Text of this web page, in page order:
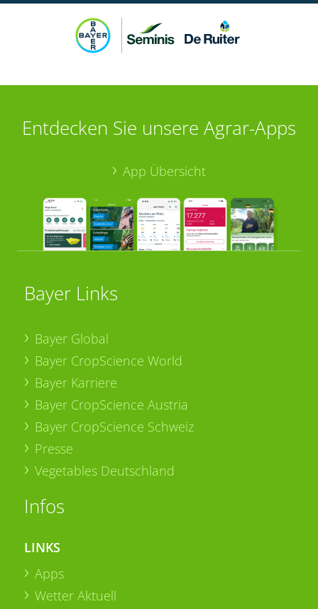
Entdecken Sie unsere Agrar-Apps
App Übersicht
Bayer Links
Bayer Global
Bayer CropScience World
Bayer Karriere
Bayer CropScience Austria
Bayer CropScience Schweiz
Presse
Vegetables Deutschland
Infos
LINKS
Apps
Wetter Aktuell